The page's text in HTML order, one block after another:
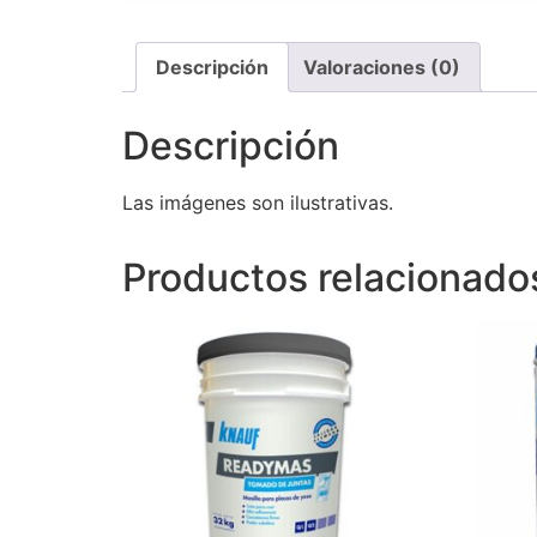
Descripción Valoraciones (0)
Descripción
Las imágenes son ilustrativas.
Productos